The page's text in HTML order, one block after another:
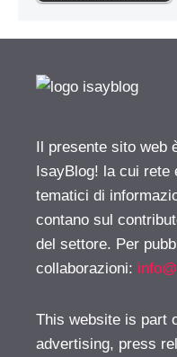
Il presente sito web
IsayBlog! la cui rete
tematici di
contano sul
del settore. Per
collaborazioni:
This website is part
advertising, press